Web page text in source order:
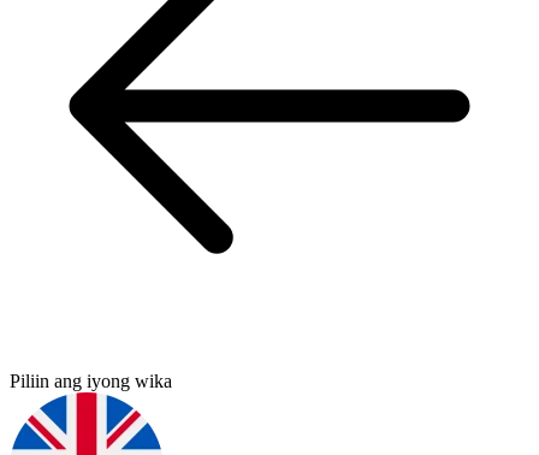
Piliin ang iyong wika